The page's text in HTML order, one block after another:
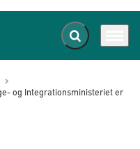
Fold søgefelt ud
og Integrationsministeriet er